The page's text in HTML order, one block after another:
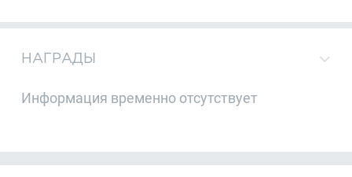
НАГРАДЫ
Информация временно отсутствует